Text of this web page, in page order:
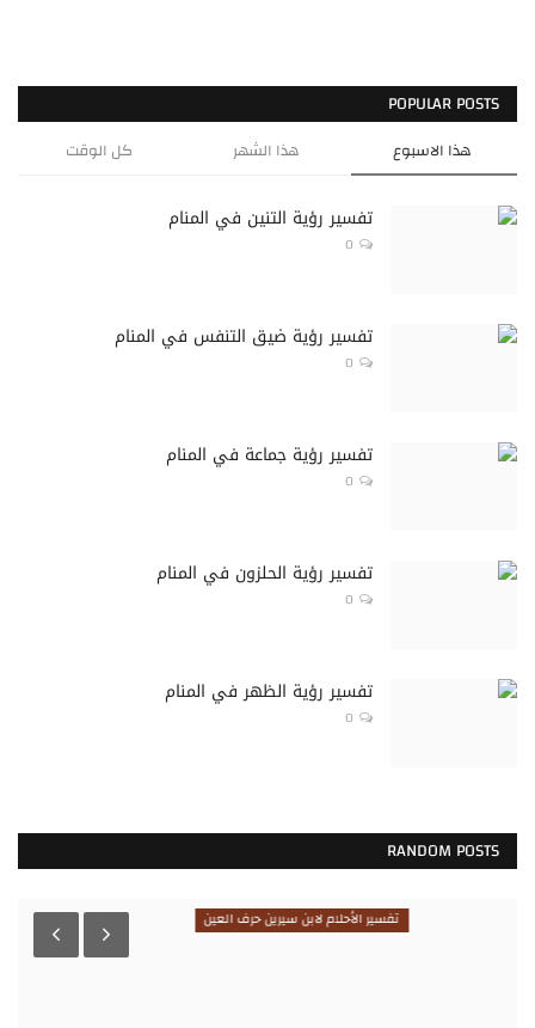
POPULAR POSTS
هذا الاسبوع هذا الشهر كل الوقت
تفسير رؤية التنين في المنام
0
تفسير رؤية ضيق التنفس في المنام
0
تفسير رؤية جماعة في المنام
0
تفسير رؤية الحلزون في المنام
0
تفسير رؤية الظهر في المنام
0
RANDOM POSTS
تفسير الأحلام لابن سيرين حرف العين